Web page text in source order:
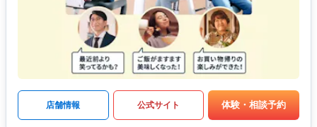
店舗情報 公式サイト 体験・相談予約